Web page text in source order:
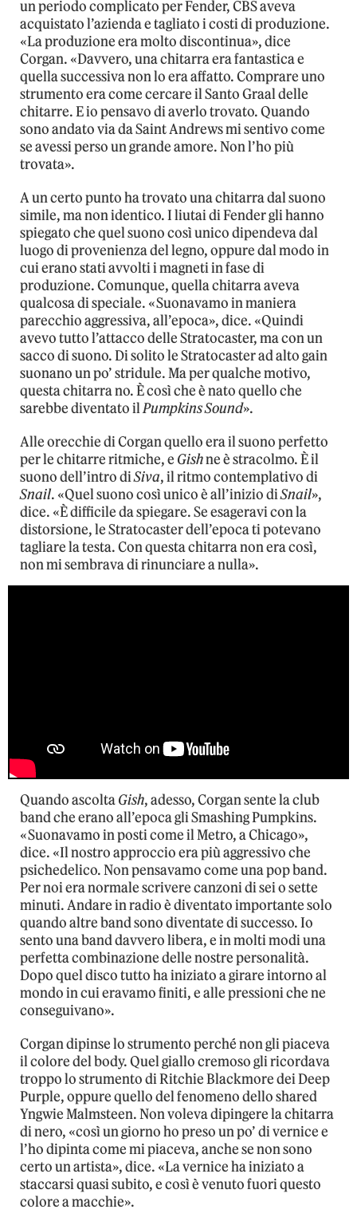
un periodo complicato per Fender, CBS aveva
acquistato l’azienda e tagliato i costi di produzione.
«La produzione era molto discontinua», dice
Corgan. «Davvero, una chitarra era fantastica e
quella successiva non lo era affatto. Comprare uno
strumento era come cercare il Santo Graal delle
chitarre. E io pensavo di averlo trovato. Quando
sono andato via da Saint Andrews mi sentivo come
se avessi perso un grande amore. Non l’ho più
trovata».
A un certo punto ha trovato una chitarra dal suono
simile, ma non identico. I liutai di Fender gli hanno
spiegato che quel suono così unico dipendeva dal
luogo di provenienza del legno, oppure dal modo in
cui erano stati avvolti i magneti in fase di
produzione. Comunque, quella chitarra aveva
qualcosa di speciale. «Suonavamo in maniera
parecchio aggressiva, all’epoca», dice. «Quindi
avevo tutto l’attacco delle Stratocaster, ma con un
sacco di suono. Di solito le Stratocaster ad alto gain
suonano un po’ stridule. Ma per qualche motivo,
questa chitarra no. È così che è nato quello che
sarebbe diventato ilPumpkins Sound».
Alle orecchie di Corgan quello era il suono perfetto
per le chitarre ritmiche, e Gishne è stracolmo. È il
suono dell’intro diSiva, il ritmo contemplativo di
Snail. «Quel suono così unico è all’inizio diSnail»,
dice. «È difficile da spiegare. Se esageravi con la
distorsione, le Stratocaster dell’epoca ti potevano
tagliare la testa. Con questa chitarra non era così,
non mi sembrava di rinunciare a nulla».
Quando ascoltaGish, adesso, Corgan sente la club
band che erano all’epoca gli Smashing Pumpkins.
«Suonavamo in posti come il Metro, a Chicago»,
dice. «Il nostro approccio era più aggressivo che
psichedelico. Non pensavamo come una pop band.
Per noi era normale scrivere canzoni di sei o sette
minuti. Andare in radio è diventato importante solo
quando altre band sono diventate di successo. Io
sento una band davvero libera, e in molti modi una
perfetta combinazione delle nostre personalità.
Dopo quel disco tutto ha iniziato a girare intorno al
mondo in cui eravamo finiti, e alle pressioni che ne
conseguivano».
Corgan dipinse lo strumento perché non gli piaceva
il colore del body. Quel giallo cremoso gli ricordava
troppo lo strumento di Ritchie Blackmore dei Deep
Purple, oppure quello del fenomeno dello shared
Yngwie Malmsteen. Non voleva dipingere la chitarra
di nero, «così un giorno ho preso un po’ di vernice e
l’ho dipinta come mi piaceva, anche se non sono
certo un artista», dice. «La vernice ha iniziato a
staccarsi quasi subito, e così è venuto fuori questo
colore a macchie».